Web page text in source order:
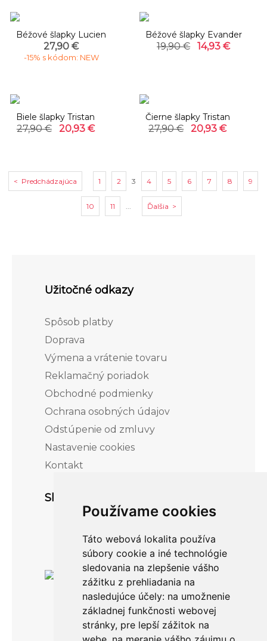
Používame cookies
Táto webová lokalita používa
súbory cookie a iné technológie
sledovania na zlepšenie vášho
zážitku z prehliadania na
nasledujúce účely: na umožnenie
základnej funkčnosti webovej
stránky, pre lepší zážitok na
Béžové šlapky Lucien
27,90 €
-15% s kódom: NEW
Béžové šlapky Evander
19,90 € 14,93 €
Biele šlapky Tristan
27,90 € 20,93 €
Čierne šlapky Tristan
27,90 € 20,93 €
< Predchádzajúca 1 2 3 4 5 6 7 8 9
10 11 ... Ďalšia >
Užitočné odkazy
Spôsob platby
Doprava
Výmena a vrátenie tovaru
Reklamačný poriadok
Obchodné podmienky
Ochrana osobných údajov
Odstúpenie od zmluvy
Nastavenie cookies
Kontakt
Sledujte nás